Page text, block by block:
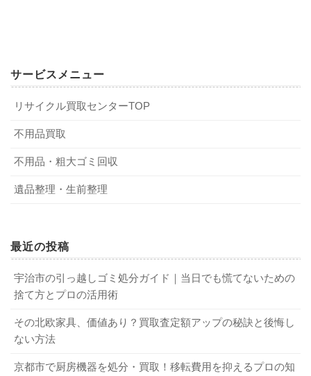
1-1．小型家電リサイクル法とは？
小型家電リサイクル法とは、各家庭で不用になった小型家
クルすることにより、限られた資源を有効に使おうという
趣旨で制定された法律です。
し、テレビは家電リサイクル法の対象になるため、小型の
ものでも対象外です。
1-2．家電リサイクル法との違い
小型家電リサイクル法とよく似た法律に、家電リサイクル
しかし、今はノートPCはどちらに基づいて処分することも
A．はい。大型家電以外はほぼすべてに当てはまるでしょ
う。
Q．小型家電リサイクル法を守らない場合は罰則などはあり
Q．家電量販店で小型家電を回収にきてはくれないのでしょ
うか？
A．現在のところ、持ち込みが基本です。
Q．小型家電は、おもちゃにもあてはまりますか？
A．携帯型小型ゲーム機は対象となる地域もあります。
関連記事
サービスメニュー
リサイクル買取センターTOP
不用品買取
不用品・粗大ゴミ回収
遺品整理・生前整理
最近の投稿
宇治市の引っ越しゴミ処分ガイド｜当日でも慌てないための
捨て方とプロの活用術
その北欧家具、価値あり？買取査定額アップの秘訣と後悔し
ない方法
京都市で厨房機器を処分・買取！移転費用を抑えるプロの知